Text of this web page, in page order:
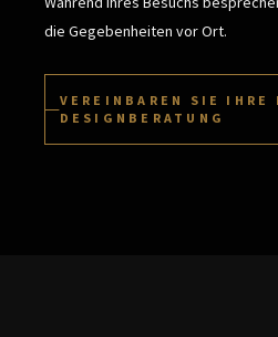
die Gegebenheiten vor Ort.
VEREINBAREN SIE IHRE
DESIGNBERATUNG